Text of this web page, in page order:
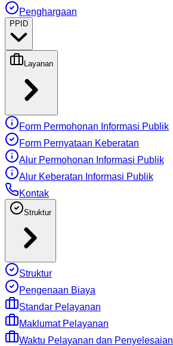
Penghargaan
PPID
Layanan
Form Permohonan Informasi Publik
Form Pernyataan Keberatan
Alur Permohonan Informasi Publik
Alur Keberatan Informasi Publik
Kontak
Struktur
Struktur
Pengenaan Biaya
Standar Pelayanan
Maklumat Pelayanan
Waktu Pelayanan dan Penyelesaian